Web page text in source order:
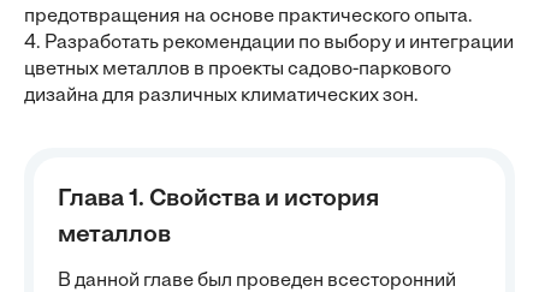
предотвращения на основе практического опыта.
4. Разработать рекомендации по выбору и интеграции
цветных металлов в проекты садово-паркового
дизайна для различных климатических зон.
Глава 1. Свойства и история
металлов
В данной главе был проведен всесторонний